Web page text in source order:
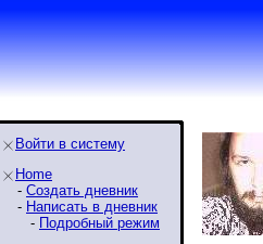
Войти в систему
Home
- Создать дневник
- Написать в дневник
- Подробный режим